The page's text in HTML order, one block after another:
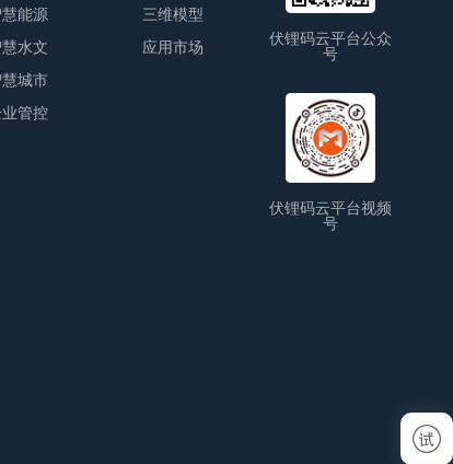
能源
水文
城市
管控
三维模型
应用市场
伏锂码云平台公众
号
伏锂码云平台视频
号